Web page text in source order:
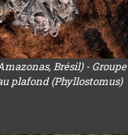
Brésil) - Groupe
plafond (Phyllostomus)